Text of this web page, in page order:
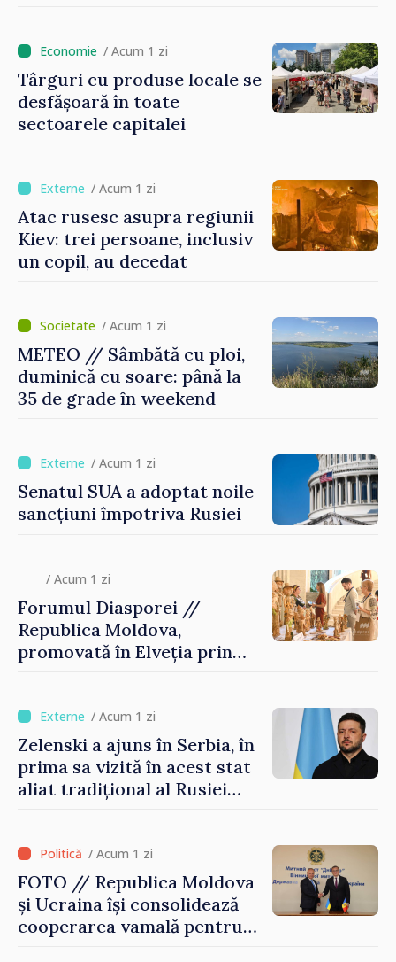
/ Acum 1 zi
Târguri cu produse locale se
desfășoară în toate
sectoarele capitalei
/ Acum 1 zi
Atac rusesc asupra regiunii
Kiev: trei persoane, inclusiv
un copil, au decedat
/ Acum 1 zi
METEO // Sâmbătă cu ploi,
duminică cu soare: până la
35 de grade în weekend
/ Acum 1 zi
Senatul SUA a adoptat noile
sancțiuni împotriva Rusiei
/ Acum 1 zi
Forumul Diasporei //
Republica Moldova,
promovată în Elveția prin
/ Acum 1 zi
Zelenski a ajuns în Serbia, în
prima sa vizită în acest stat
aliat tradițional al Rusiei
/ Acum 1 zi
FOTO // Republica Moldova
și Ucraina își consolidează
cooperarea vamală pentru